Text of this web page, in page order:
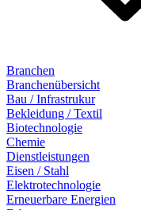
Branchen
Branchenübersicht
Bau / Infrastrukur
Bekleidung / Textil
Biotechnologie
Chemie
Dienstleistungen
Eisen / Stahl
Elektrotechnologie
Erneuerbare Energien